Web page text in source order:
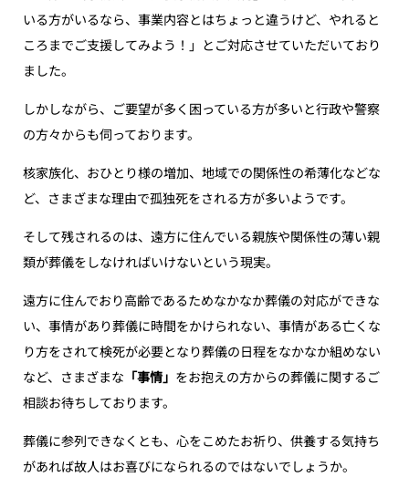
いる方がいるなら、事業内容とはちょっと違うけど、やれると
ころまでご支援してみよう！」とご対応させていただいており
ました。
しかしながら、ご要望が多く困っている方が多いと行政や警察
の方々からも伺っております。
核家族化、おひとり様の増加、地域での関係性の希薄化などな
ど、さまざまな理由で孤独死をされる方が多いようです。
そして残されるのは、遠方に住んでいる親族や関係性の薄い親
類が葬儀をしなければいけないという現実。
遠方に住んでおり高齢であるためなかなか葬儀の対応ができな
い、事情があり葬儀に時間をかけられない、事情がある亡くな
り方をされて検死が必要となり葬儀の日程をなかなか組めない
など、さまざまな 「事情」 をお抱えの方からの葬儀に関するご
相談お待ちしております。
葬儀に参列できなくとも、心をこめたお祈り、供養する気持ち
があれば故人はお喜びになられるのではないでしょうか。